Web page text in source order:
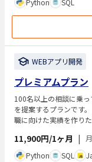
WEBアプリ開発
プレミアムプラン
100名以上の相談に乗
を提案するプランです
職に向けた実績を作り
11,900円/1ヶ月 |
Python
SQL